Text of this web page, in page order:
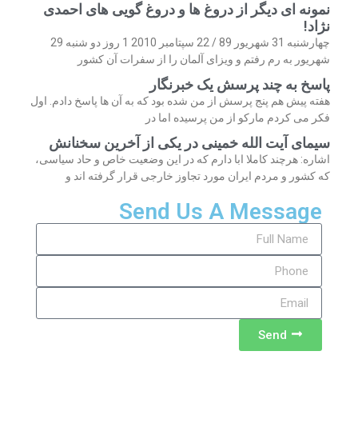
نمونه ای دیگر از دروغ ها و دروغ گویی های احمدی
نژاد!
چهارشنبه 31 شهریور 89 / 22 سپتامبر 2010 1 روز دو شنبه 29
شهریور به رم رفتم و ویزای آلمان را از سفرات آن کشور
پاسخ به چند پرسش یک خبرنگار
هفته پیش هم پنج پرسش از من شده بود که به آن ها پاسخ دادم. اول
فکر می کردم مارکو از من پرسیده اما در
سیمای آیت الله خمینی در یکی از آخرین سخنانش
اشاره: هرچند کاملا ابا دارم که در این وضعیت خاص و حاد سیاسی،
که کشور و مردم ایران مورد تجاوز خارجی قرار گرفته اند و
Send Us A Message
Send